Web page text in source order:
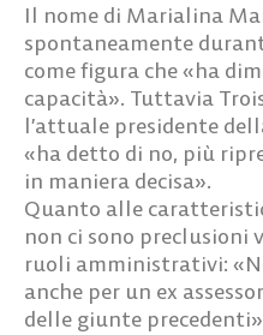
Il nome di Marialina
spontaneamente
come figura che «ha
capacità». Tuttavia
l’attuale presidente
«ha detto di no, più
in maniera decisa».
Quanto alle
non ci sono preclusioni
ruoli amministrativi:
anche per un ex
delle giunte